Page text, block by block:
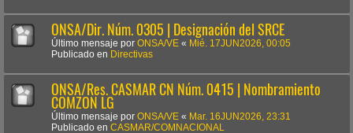
ONSA/Dir. Núm. 0305 | Designación del SRCE
Último mensaje por ONSA/VE « Mié. 17JUN2026, 00:05
Publicado en Directivas
ONSA/Res. CASMAR CN Núm. 0415 | Nombramiento
COMZON LG
Último mensaje por ONSA/VE « Mar. 16JUN2026, 23:31
Publicado en CASMAR/COMNACIONAL